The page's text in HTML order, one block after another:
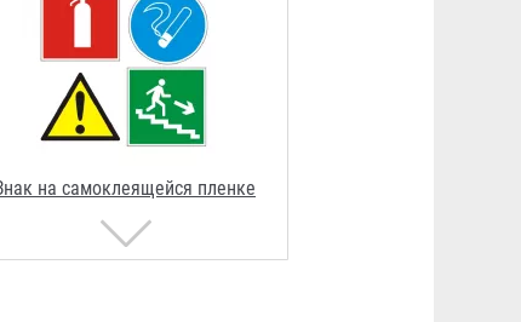
Подставка под огнетушитель